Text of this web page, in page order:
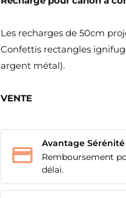
Les recharges de 50cm
Confettis rectangles
argent métal).
VENTE
Avantage Sérénité
Remboursement
délai.